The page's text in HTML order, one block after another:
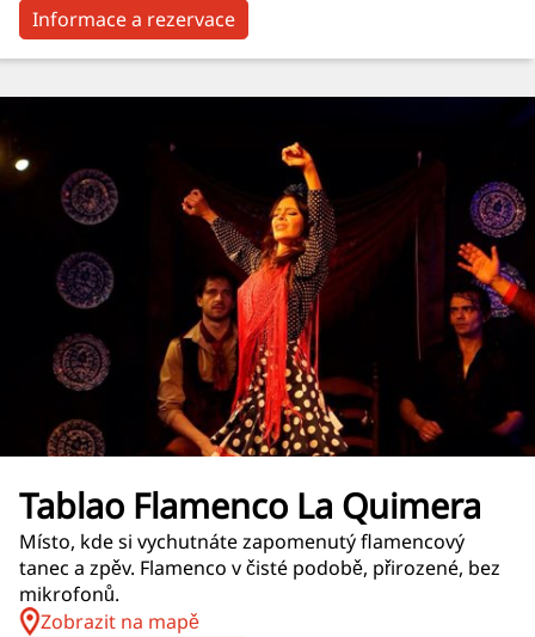
Informace a rezervace
Tablao Flamenco La Quimera
Místo, kde si vychutnáte zapomenutý flamencový
tanec a zpěv. Flamenco v čisté podobě, přirozené, bez
mikrofonů.
Zobrazit na mapě